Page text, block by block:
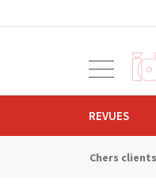
REVUES
Chers